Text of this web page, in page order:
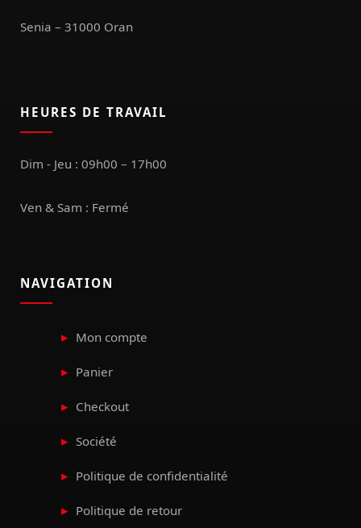
Senia – 31000 Oran
HEURES DE TRAVAIL
Dim - Jeu : 09h00 – 17h00
Ven & Sam : Fermé
NAVIGATION
Mon compte
Panier
Checkout
Société
Politique de confidentialité
Politique de retour